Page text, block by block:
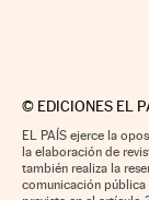
© EDICIONES EL
EL PAÍS ejerce la
la elaboración de
también realiza la
comunicación pública